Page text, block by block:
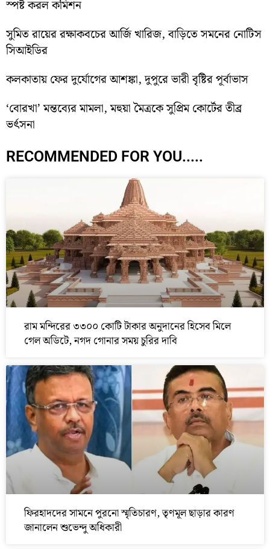
স্পষ্ট করল কমিশন
সুমিত রায়ের রক্ষাকবচের আর্জি খারিজ, বাড়িতে সমনের নোটিস
সিআইডির
কলকাতায় ফের দুর্যোগের আশঙ্কা, দুপুরে ভারী বৃষ্টির পূর্বাভাস
‘বোরখা’ মন্তব্যের মামলা, মহুয়া মৈত্রকে সুপ্রিম কোর্টের তীব্র
ভর্ৎসনা
RECOMMENDED FOR YOU.....
রাম মন্দিরের ৩৩০০ কোটি টাকার অনুদানের হিসেব মিলে
গেল অডিটে, নগদ গোনার সময় চুরির দাবি
ফিরহাদদের সামনে পুরনো স্মৃতিচারণ, তৃণমূল ছাড়ার কারণ
জানালেন শুভেন্দু অধিকারী